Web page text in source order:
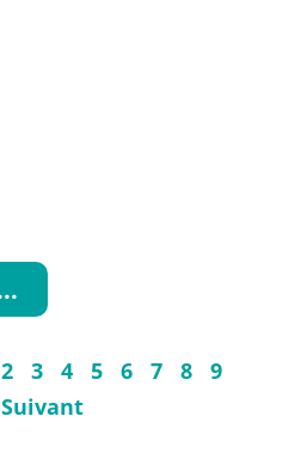
2 3 4 5 6 7 8
9
Suivant